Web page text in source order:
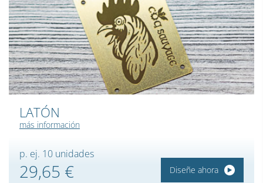
LATÓN
más información
p. ej. 10 unidades
29,65 € Diseñe ahora